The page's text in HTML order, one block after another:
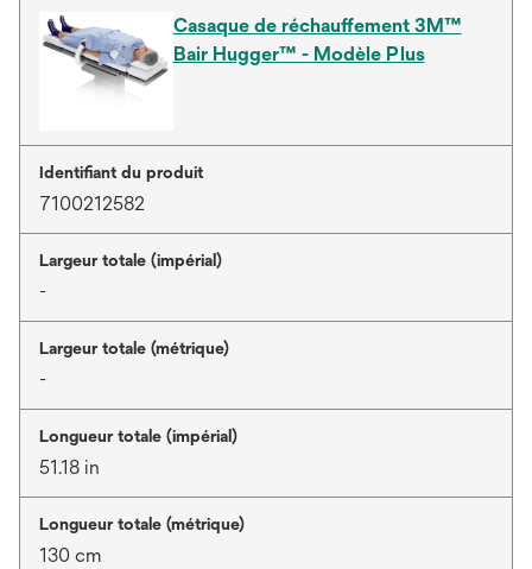
Casaque de réchauffement 3M™
Bair Hugger™ - Modèle Plus
Identifiant du produit
7100212582
Largeur totale (impérial)
-
Largeur totale (métrique)
-
Longueur totale (impérial)
51.18 in
Longueur totale (métrique)
130 cm